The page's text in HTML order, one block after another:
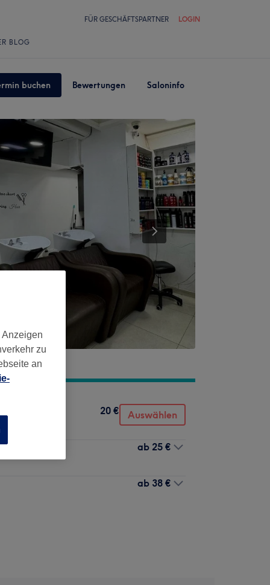
FÜR GESCHÄFTSPARTNER LOGIN
BLOG
buchen Bewertungen Saloninfo
20 € Auswählen
ab 25 €
ab 38 €
zu
an